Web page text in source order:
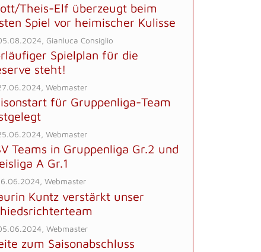
Theis-Elf überzeugt beim
Spiel vor heimischer Kulisse
Gianluca Consiglio
Spielplan für die
steht!
Webmaster
für Gruppenliga-Team
Webmaster
Teams in Gruppenliga Gr.2 und
A Gr.1
Webmaster
Kuntz verstärkt unser
Webmaster
zum Saisonabschluss